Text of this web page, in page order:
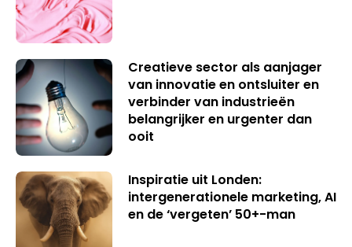
Creatieve sector als aanjager
van innovatie en ontsluiter en
verbinder van industrieën
belangrijker en urgenter dan
ooit
Inspiratie uit Londen:
intergenerationele marketing, AI
en de ‘vergeten’ 50+-man